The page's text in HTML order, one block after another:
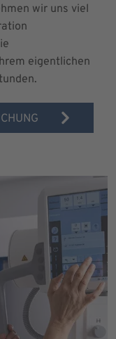
wir uns viel
eigentlichen